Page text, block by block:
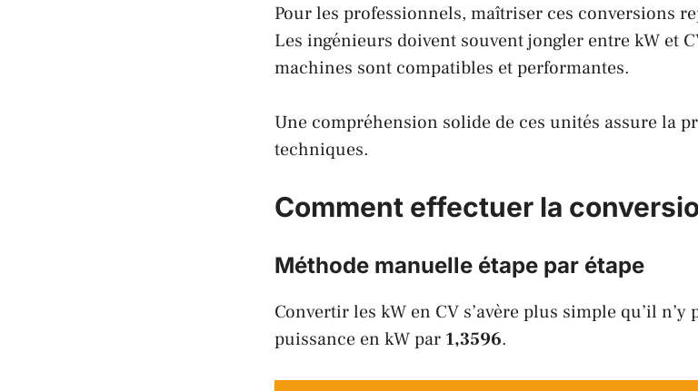
Pour les professionnels, maîtriser ces conversions
Les ingénieurs doivent souvent jongler entre kW et
machines sont compatibles et performantes.
Une compréhension solide de ces unités assure la
techniques.
Comment effectuer la
Méthode manuelle étape par étape
Convertir les kW en CV s’avère plus simple qu’il
puissance en kW par 1,3596.